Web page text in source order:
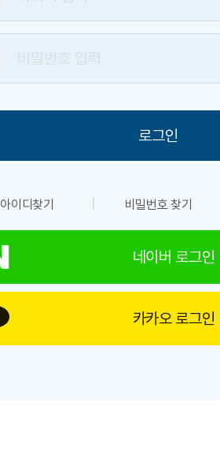
아이디찾기 비밀번호 찾기
네이버 로그인
카카오 로그인